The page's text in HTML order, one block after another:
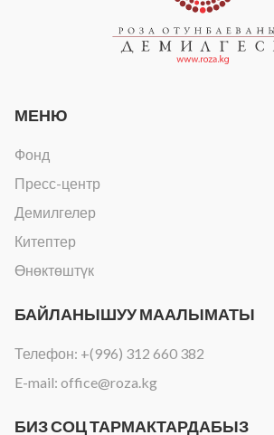
МЕНЮ
Фонд
Пресс-центр
Демилгелер
Китептер
Өнөктөштүк
БАЙЛАНЫШУУ МААЛЫМАТЫ
Телефон: +(996) 312 660 382
E-mail: office@roza.kg
БИЗ СОЦ ТАРМАКТАРДАБЫЗ